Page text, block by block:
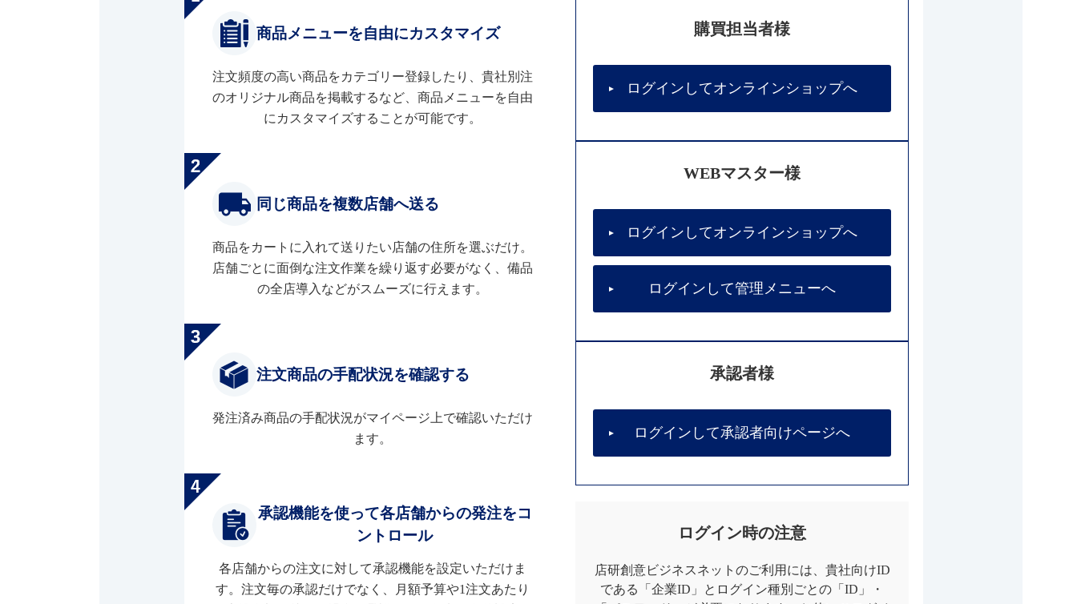
商品メニューを自由にカスタマイズ
注文頻度の高い商品をカテゴリー登録したり、貴社別注
のオリジナル商品を掲載するなど、商品メニューを自由
にカスタマイズすることが可能です。
同じ商品を複数店舗へ送る
商品をカートに入れて送りたい店舗の住所を選ぶだけ。
店舗ごとに面倒な注文作業を繰り返す必要がなく、備品
の全店導入などがスムーズに行えます。
注文商品の手配状況を確認する
発注済み商品の手配状況がマイページ上で確認いただけ
ます。
承認機能を使って各店舗からの発注をコ
ントロール
各店舗からの注文に対して承認機能を設定いただけま
す。注文毎の承認だけでなく、月額予算や1注文あたり
購買担当者様
ログインしてオンラインショップへ
WEBマスター様
ログインしてオンラインショップへ
ログインして管理メニューへ
承認者様
ログインして承認者向けページへ
ログイン時の注意
店研創意ビジネスネットのご利用には、貴社向けID
である「企業ID」とログイン種別ごとの「ID」・